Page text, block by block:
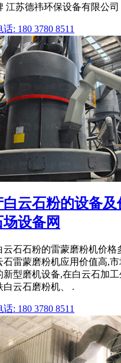
江苏德祎环保设备有限公司
: 180 3780 8511
白云石粉的设备
设备网
云石石粉的雷蒙磨粉机价格
石雷蒙磨粉机应用价值高,
新型磨机设备,在白云石加
白云石磨粉机、 .
: 180 3780 8511